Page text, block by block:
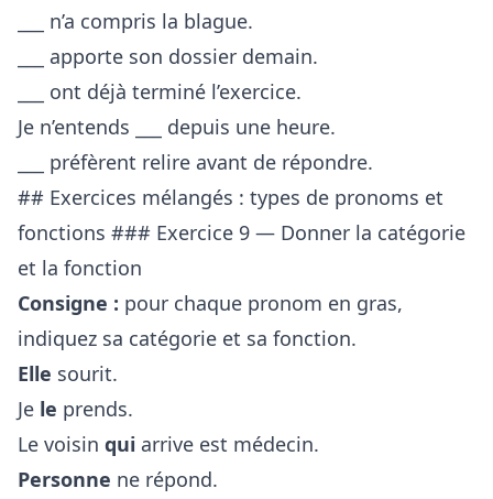
___ n’a compris la blague.
___ apporte son dossier demain.
___ ont déjà terminé l’exercice.
Je n’entends ___ depuis une heure.
___ préfèrent relire avant de répondre.
## Exercices mélangés : types de pronoms et
fonctions ### Exercice 9 — Donner la catégorie
et la fonction
Consigne : pour chaque pronom en gras,
indiquez sa catégorie et sa fonction.
Elle sourit.
Je le prends.
Le voisin qui arrive est médecin.
Personne ne répond.